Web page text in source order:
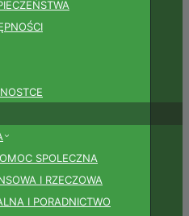
SPOLECZNA
I RZECZOWA
I PORADNICTWO